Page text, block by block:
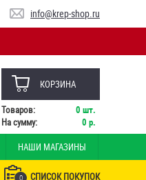
info@krep-shop.ru
КОРЗИНА
Товаров: 0 шт.
На сумму:
0 р.
НАШИ МАГАЗИНЫ
0 СПИСОК ПОКУПОК